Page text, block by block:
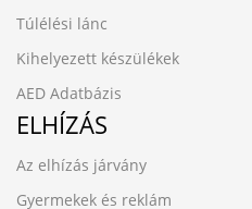
Túlélési lánc
Kihelyezett készülékek
AED Adatbázis
ELHÍZÁS
Az elhízás járvány
Gyermekek és reklám